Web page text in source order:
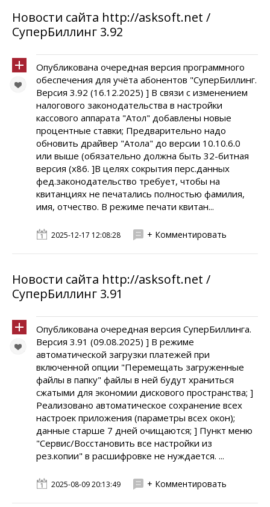
Новости сайта http://asksoft.net /
СуперБиллинг 3.92
Опубликована очередная версия программного
обеспечения для учёта абонентов "СуперБиллинг.
Версия 3.92 (16.12.2025) ] В связи с изменением
налогового законодательства в настройки
кассового аппарата "Атол" добавлены новые
процентные ставки; Предварительно надо
обновить драйвер "Атола" до версии 10.10.6.0
или выше (обязательно должна быть 32-битная
версия (x86. ]В целях сокрытия перс.данных
фед.законодательство требует, чтобы на
квитанциях не печатались полностью фамилия,
имя, отчество. В режиме печати квитан...
2025-12-17 12:08:28 + Комментировать
Новости сайта http://asksoft.net /
СуперБиллинг 3.91
Опубликована очередная версия СуперБиллинга.
Версия 3.91 (09.08.2025) ] В режиме
автоматической загрузки платежей при
включенной опции "Перемещать загруженные
файлы в папку" файлы в ней будут храниться
сжатыми для экономии дискового пространства; ]
Реализовано автоматическое сохранение всех
настроек приложения (параметры всех окон);
данные старше 7 дней очищаются; ] Пункт меню
"Сервис/Восстановить все настройки из
рез.копии" в расшифровке не нуждается. ...
2025-08-09 20:13:49 + Комментировать